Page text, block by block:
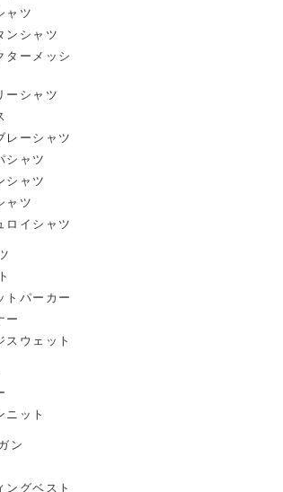
ャツ
ンシャツ
ターメッシ
ーシャツ
レーシャツ
シャツ
シャツ
ャツ
ロイシャツ
トパーカー
ー
スウェット
ニット
ン
ングベスト